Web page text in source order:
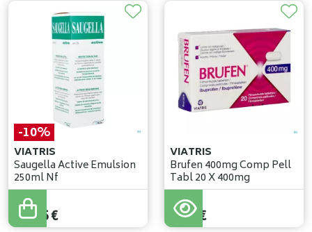
-10%
VIATRIS
Saugella Active Emulsion
250ml Nf
15,50
13,95€
VIATRIS
Brufen 400mg Comp Pell
Tabl 20 X 400mg
5,99 €